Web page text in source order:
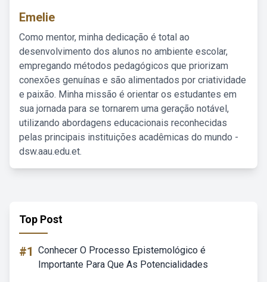
Emelie
Como mentor, minha dedicação é total ao
desenvolvimento dos alunos no ambiente escolar,
empregando métodos pedagógicos que priorizam
conexões genuínas e são alimentados por criatividade
e paixão. Minha missão é orientar os estudantes em
sua jornada para se tornarem uma geração notável,
utilizando abordagens educacionais reconhecidas
pelas principais instituições acadêmicas do mundo -
dsw.aau.edu.et.
Top Post
#1 Conhecer O Processo Epistemológico é
Importante Para Que As Potencialidades